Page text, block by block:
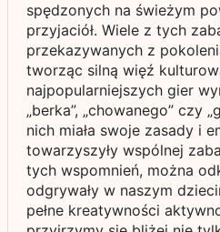
spędzonych na świeżym
przyjaciół. Wiele z tych
przekazywanych z
tworząc silną więź
najpopularniejszych gier
„berka”, „chowanego” czy
nich miała swoje zasady i
towarzyszyły wspólnej
tych wspomnień, można
odgrywały w naszym
pełne kreatywności